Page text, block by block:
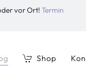
vor Ort! Termin
Shop